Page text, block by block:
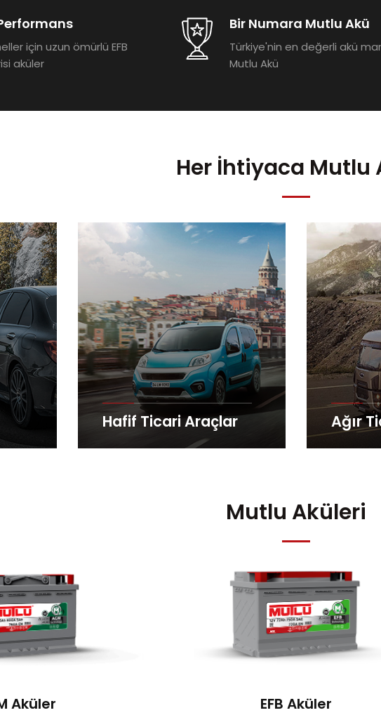
için uzun ömürlü EFB
aküler
Bir Numara Mutlu Akü
Türkiye'nin en değerli akü
Mutlu Akü
Her İhtiyaca Mutlu
Hafif Ticari Araçlar Ağır
Mutlu Aküleri
Aküler EFB Aküler